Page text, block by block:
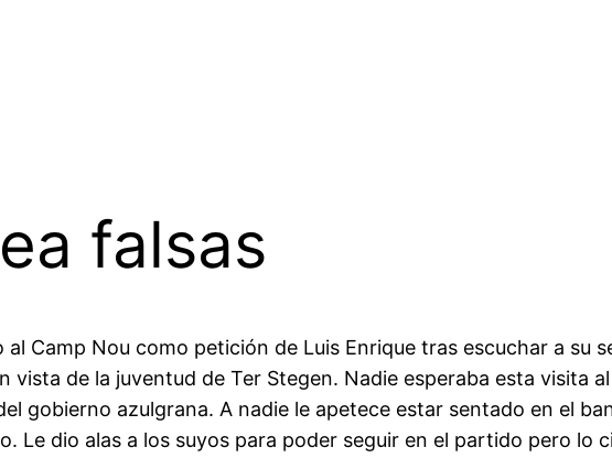
falsas
Camp Nou como petición de Luis Enrique tras escuchar a su
vista de la juventud de Ter Stegen. Nadie esperaba esta visita
gobierno azulgrana. A nadie le apetece estar sentado en el
Le dio alas a los suyos para poder seguir en el partido pero lo